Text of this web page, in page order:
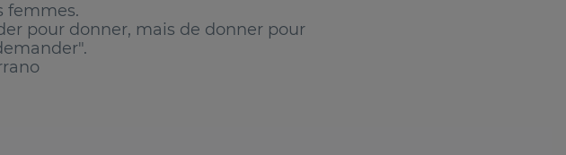
femmes.
pour donner, mais de donner pour